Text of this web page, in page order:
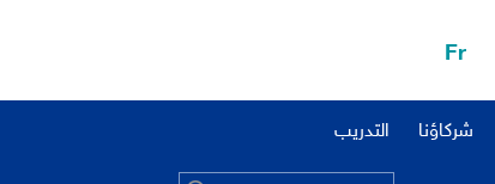
Fr
شركاؤنا التدريب